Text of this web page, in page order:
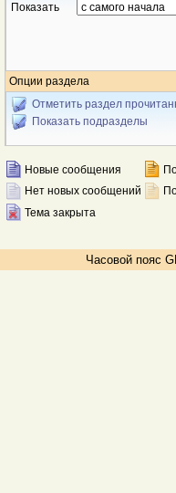
Показать
Опции раздела
Отметить раздел
Показать подразделы
Новые сообщения
Нет новых сообщений
Тема закрыта
Часовой пояс